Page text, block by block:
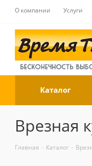
О компании Услуги
Каталог
Врезная
Главная - Каталог -